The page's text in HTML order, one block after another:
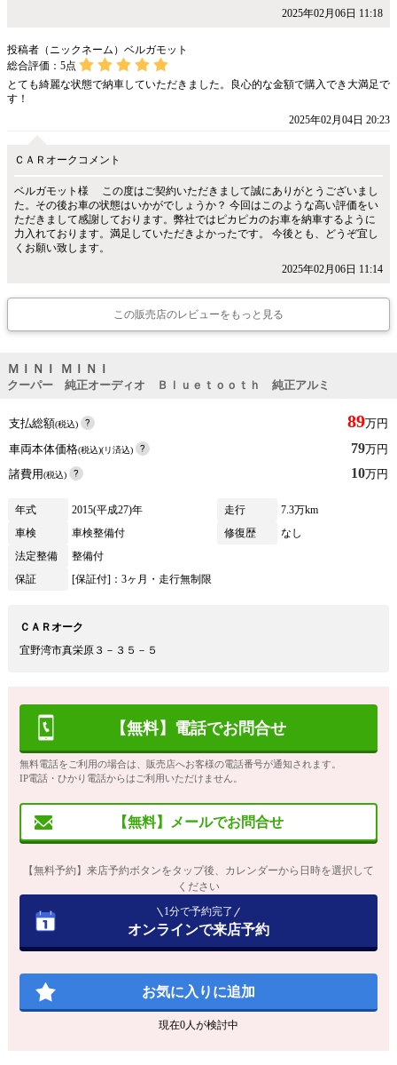
2025年02月06日 11:18
投稿者（ニックネーム）ベルガモット
総合評価： 5点
とても綺麗な状態で納車していただきました。良心的な金額で購入でき大満足で
す！
2025年02月04日 20:23
ＣＡＲオークコメント
ベルガモット様 この度はご契約いただきまして誠にありがとうございまし
た。その後お車の状態はいかがでしょうか？ 今回はこのような高い評価をい
ただきまして感謝しております。弊社ではピカピカのお車を納車するように
力入れております。満足していただきよかったです。 今後とも、どうぞ宜し
くお願い致します。
2025年02月06日 11:14
この販売店のレビューをもっと見る
ＭＩＮＩ ＭＩＮＩ
クーパー 純正オーディオ Ｂｌｕｅｔｏｏｔｈ 純正アルミ
支払総額(税込) 89万円
車両本体価格(税込)(リ済込) 79万円
諸費用(税込) 10万円
年式 2015(平成27)年 走行
7.3万km
車検
車検整備付 修復歴
なし
法定整備
整備付
保証
[保証付]：3ヶ月・走行無制限
ＣＡＲオーク
宜野湾市真栄原３－３５－５
【無料】電話でお問合せ
無料電話をご利用の場合は、販売店へお客様の電話番号が通知されます。
IP電話・ひかり電話からはご利用いただけません。
【無料】メールでお問合せ
【無料予約】来店予約ボタンをタップ後、カレンダーから日時を選択して
ください
1分で予約完了
オンラインで来店予約
お気に入りに追加
現在0人が検討中